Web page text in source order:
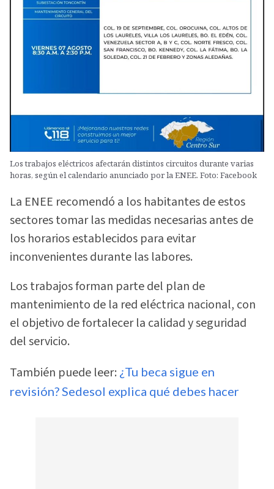
Los trabajos eléctricos afectarán distintos circuitos durante varias
horas, según el calendario anunciado por la ENEE. Foto: Facebook
La ENEE recomendó a los habitantes de estos
sectores tomar las medidas necesarias antes de
los horarios establecidos para evitar
inconvenientes durante las labores.
Los trabajos forman parte del plan de
mantenimiento de la red eléctrica nacional, con
el objetivo de fortalecer la calidad y seguridad
del servicio.
También puede leer: ¿Tu beca sigue en
revisión? Sedesol explica qué debes hacer